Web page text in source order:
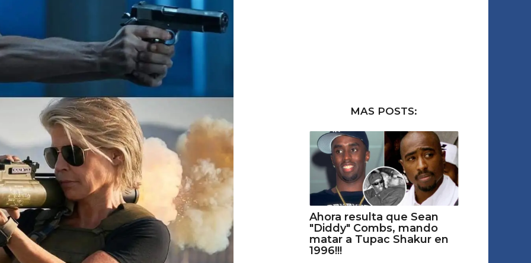
MAS POSTS:
Ahora resulta que Sean
"Diddy" Combs, mando
matar a Tupac Shakur en
1996!!!